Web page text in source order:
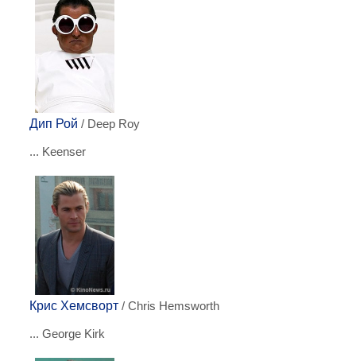
Дип Рой / Deep Roy
... Keenser
Крис Хемсворт / Chris Hemsworth
... George Kirk